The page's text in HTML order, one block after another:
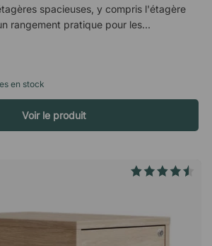
spacieuses, y compris l'étagère
rangement pratique pour les fournitures
environ 12 classeurs A4 standard, ce qui
pour l'archivage, par exemple
à entretenir Les étagères sont
stratifiée élégante. L'étagère présente
attrayante, un matériau durable et facile
aisément à l'aide d'un chiffon
ouverte Modea possède quatre
pouvant contenir chacune environ 12
de bureau. Contient environ 48
un assemblage simple Garantie de
en stock
Voir le produit